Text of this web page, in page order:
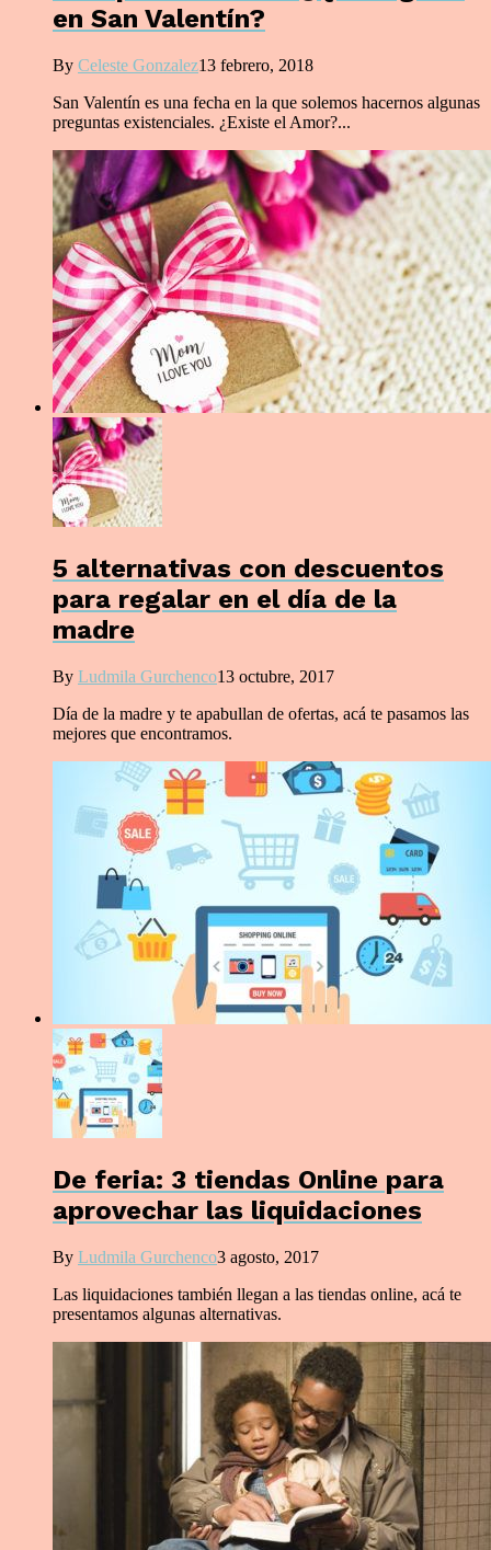
en San Valentín?
By Celeste Gonzalez13 febrero, 2018
San Valentín es una fecha en la que solemos hacernos algunas
preguntas existenciales. ¿Existe el Amor?...
5 alternativas con descuentos
para regalar en el día de la
madre
By Ludmila Gurchenco13 octubre, 2017
Día de la madre y te apabullan de ofertas, acá te pasamos las
mejores que encontramos.
De feria: 3 tiendas Online para
aprovechar las liquidaciones
By Ludmila Gurchenco3 agosto, 2017
Las liquidaciones también llegan a las tiendas online, acá te
presentamos algunas alternativas.